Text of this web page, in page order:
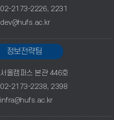
02-2173-2226, 2231
dev@hufs.ac.kr
정보전략팀
서울캠퍼스 본관 446호
02-2173-2238, 2398
infra@hufs.ac.kr